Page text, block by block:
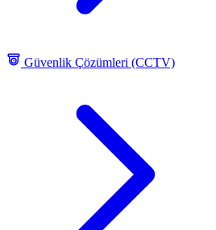
Güvenlik Çözümleri (CCTV)